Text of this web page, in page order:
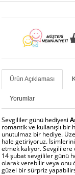
Ürün Açıklaması
Yorumlar
Sevgililer günü hediyesi
romantik ve kullanışlı bir
unutulmaz bir hediye.
hale getiriyoruz.
etmek kalıyor.
14 şubat sevgililer günü
olarak verebilir veya onu
güzel bir sürpriz